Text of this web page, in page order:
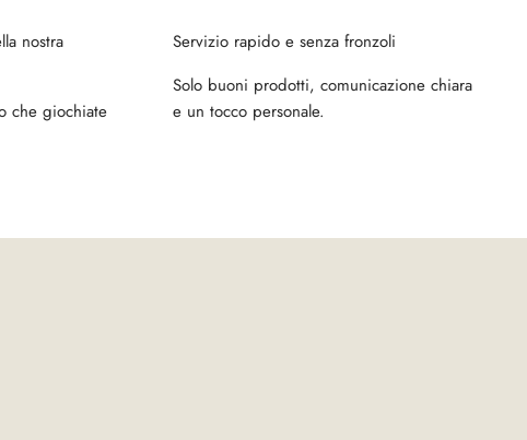
nostra
che giochiate
Servizio rapido e senza fronzoli
Solo buoni prodotti, comunicazione chiara
e un tocco personale.